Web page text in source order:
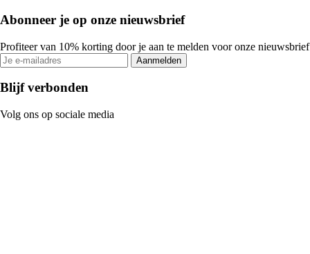
Abonneer je op onze nieuwsbrief
Profiteer van 10% korting door je aan te melden voor onze nieuwsbrief
Aanmelden
Blijf verbonden
Volg ons op sociale media